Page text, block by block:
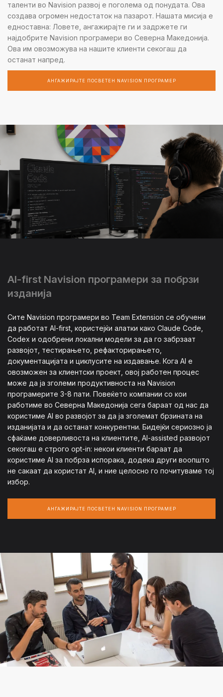
таленти во Navision развој е поголема од понудата. Ова
создава огромен недостаток на пазарот. Нашата мисија е
едноставна: Ловете, ангажирајте ги и задржете ги
најдобрите Navision програмери во Северна Македонија.
Ова им овозможува на нашите клиенти секогаш да
останат напред.
АНГАЖИРАЈТЕ ПОСВЕТЕН NAVISION ПРОГРАМЕР
AI-first Navision програмери за побрзи
изданија
Сите Navision програмери во Team Extension се обучени
да работат AI-first, користејќи алатки како Claude Code,
Codex и одобрени локални модели за да го забрзаат
развојот, тестирањето, рефакторирањето,
документацијата и циклусите на издавање. Кога AI е
овозможен за клиентски проект, овој работен процес
може да ја зголеми продуктивноста на Navision
програмерите 3-8 пати. Повеќето компании со кои
работиме во Северна Македонија сега бараат од нас да
користиме AI во развојот за да ја зголемат брзината на
изданијата и да останат конкурентни. Бидејќи сериозно ја
сфаќаме доверливоста на клиентите, AI-assisted развојот
секогаш е строго opt-in: некои клиенти бараат да
користиме AI за побрза испорака, додека други воопшто
не сакаат да користат AI, и ние целосно го почитуваме тој
избор.
АНГАЖИРАЈТЕ ПОСВЕТЕН NAVISION ПРОГРАМЕР